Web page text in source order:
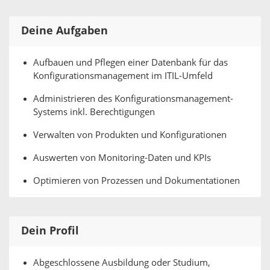
Deine Aufgaben
Aufbauen und Pflegen einer Datenbank für das
Konfigurationsmanagement im ITIL-Umfeld
Administrieren des Konfigurationsmanagement-
Systems inkl. Berechtigungen
Verwalten von Produkten und Konfigurationen
Auswerten von Monitoring-Daten und KPIs
Optimieren von Prozessen und Dokumentationen
Dein Profil
Abgeschlossene Ausbildung oder Studium,